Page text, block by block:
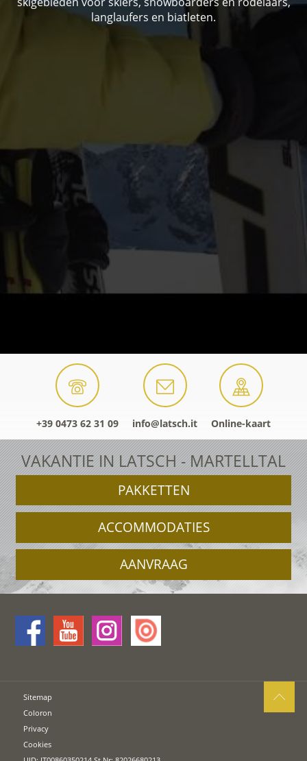
langlaufers en biatleten.
+39 0473 62 31 09 info@latsch.it Online-kaart
VAKANTIE IN LATSCH - MARTELLTAL
PAKKETTEN
ACCOMMODATIES
AANVRAAG
Sitemap
Coloron
Privacy
Cookies